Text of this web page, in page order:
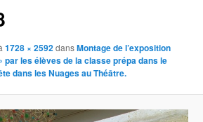
1728 × 2592dansMontage de l’exposition
par les élèves de la classe prépa dans le
dans les Nuages au Théâtre.